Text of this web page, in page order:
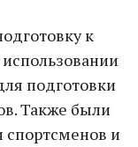
к
подготовки
Также были
и